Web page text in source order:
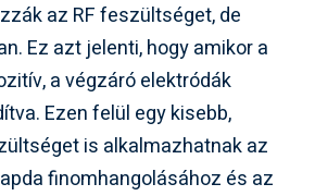
az RF feszültséget, de
Ez azt jelenti, hogy amikor a
a végzáró elektródák
Ezen felül egy kisebb,
is alkalmazhatnak az
finomhangolásához és az